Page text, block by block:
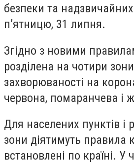
безпеки та
п’ятницю, 31 липня.
Згідно з новими
розділена на чотири
захворюваності на
червона, помаранчева і
Для населених пунктів і
зони діятимуть правила
встановлені по країні. У